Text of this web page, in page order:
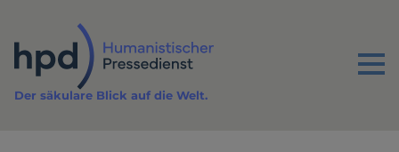
Inhalt
Menu
Der säkulare Blick auf die Welt.